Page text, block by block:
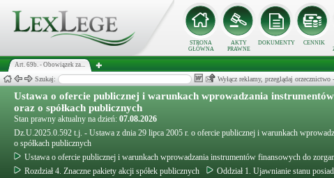
STRONA
GŁÓWNA
AKTY
PRAWNE
DOKUMENTY CENNIK
Art. 69b. - Obowiązek za...
Szukaj: Wyłącz reklamy, przeglądaj
Ustawa o ofercie publicznej i warunkach wprowadzania
oraz o spółkach publicznych
Stan prawny aktualny na dzień: 07.08.2026
Dz.U.2025.0.592 t.j. - Ustawa z dnia 29 lipca 2005 r. o ofercie publicznej i warunkach
o spółkach publicznych
Ustawa o ofercie publicznej i warunkach wprowadzania instrumentów finansowych do
Rozdział 4. Znaczne pakiety akcji spółek publicznych
Oddział 1. Ujawnianie stanu